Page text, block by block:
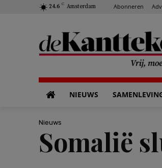
24.6 C Amsterdam Abonneren
NIEUWS
Nieuws
Somalië